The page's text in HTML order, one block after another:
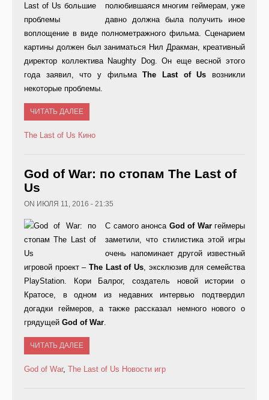
полюбившаяся многим геймерам, уже
давно должна была получить иное
воплощение в виде полнометражного фильма. Сценарием
картины должен был заниматься Нил Дракман, креативный
директор коллектива Naughty Dog. Он еще весной этого
года заявил, что у фильмаThe Last of Us возникли
некоторые проблемы.
ЧИТАТЬ ДАЛЕЕ
The Last of Us Кино
God of War: по стопам The Last of
Us
ON ИЮЛЯ 11, 2016 - 21:35
C самого анонса God of Warгеймеры
заметили, что стилистика этой игры
очень напоминает другой известный
игровой проект – The Last of Us, эксклюзив для семейства
PlayStation. Кори Балрог, создатель новой истории о
Кратосе, в одном из недавних интервью подтвердил
догадки геймеров, а также рассказал немного нового о
грядущей God of War.
ЧИТАТЬ ДАЛЕЕ
God of War, The Last of Us Новости игр